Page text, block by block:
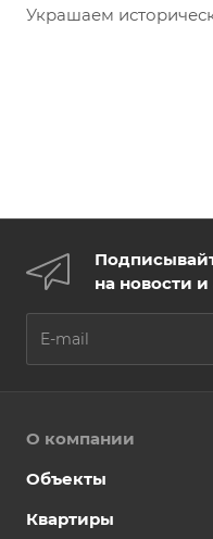
Украшаем
на новости
О компании
Объекты
Квартиры